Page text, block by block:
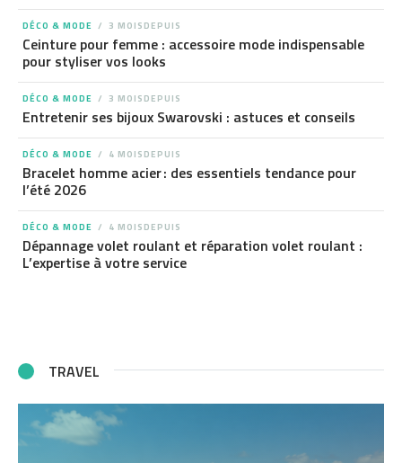
DÉCO & MODE 3 MOISDEPUIS
Ceinture pour femme : accessoire mode indispensable
pour styliser vos looks
DÉCO & MODE 3 MOISDEPUIS
Entretenir ses bijoux Swarovski : astuces et conseils
DÉCO & MODE 4 MOISDEPUIS
Bracelet homme acier : des essentiels tendance pour
l’été 2026
DÉCO & MODE 4 MOISDEPUIS
Dépannage volet roulant et réparation volet roulant :
L’expertise à votre service
TRAVEL